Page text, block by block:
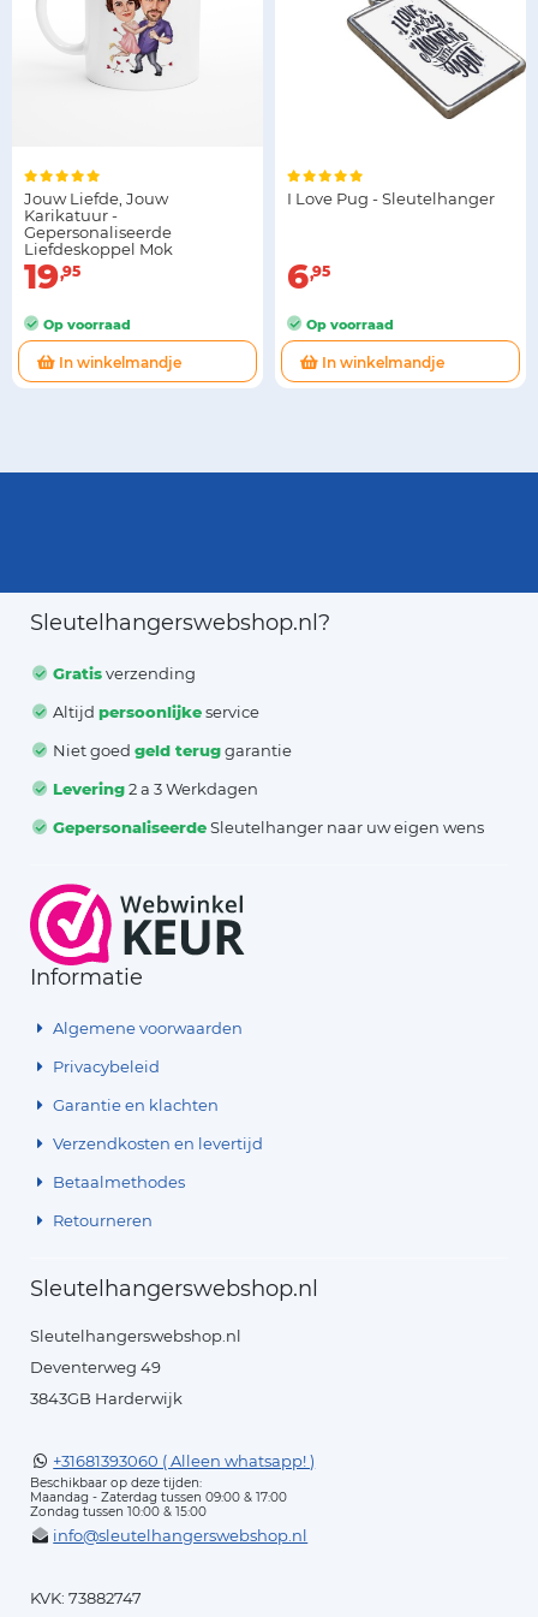
Jouw Liefde, Jouw
Karikatuur -
Gepersonaliseerde
Liefdeskoppel Mok
19 95
Op voorraad
In winkelmandje
I Love Pug - Sleutelhanger
6 95
Op voorraad
In winkelmandje
Sleutelhangerswebshop.nl?
Gratisverzending
Altijdpersoonlijkeservice
Niet goedgeld teruggarantie
Levering2 a 3 Werkdagen
GepersonaliseerdeSleutelhanger naar uw eigen wens
Informatie
Algemene voorwaarden
Privacybeleid
Garantie en klachten
Verzendkosten en levertijd
Betaalmethodes
Retourneren
Sleutelhangerswebshop.nl
Sleutelhangerswebshop.nl
Deventerweg 49
3843GB Harderwijk
+31681393060 ( Alleen whatsapp! )
Beschikbaar op deze tijden:
Maandag - Zaterdag tussen 09:00 & 17:00
Zondag tussen 10:00 & 15:00
info@sleutelhangerswebshop.nl
KVK: 73882747